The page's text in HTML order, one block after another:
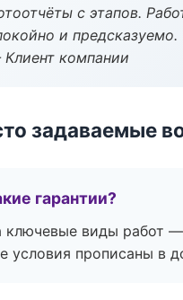
с этапов.
и предсказуемо.
компании
задаваемые
гарантии?
ключевые виды работ
условия прописаны в